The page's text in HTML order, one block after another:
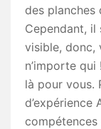
des planches
Cependant, il
visible, donc,
n’importe qui
là pour vous.
d’expérience